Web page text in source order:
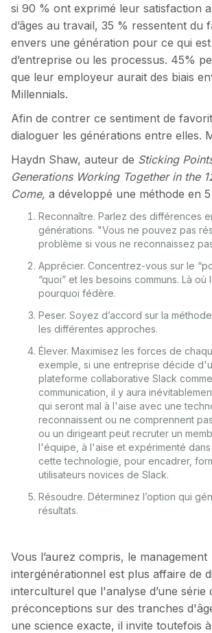
si 90 % ont exprimé leur satisfaction
d’âges au travail, 35 % ressentent du
envers une génération pour ce qui
d’entreprise ou les processus. 45%
que leur employeur aurait des biais
Millennials.
Afin de contrer ce sentiment de
dialoguer les générations entre elles.
Haydn Shaw, auteur de Sticking
Generations Working Together in the
Come, a développé une méthode en
Reconnaître. Parlez des différences
générations. "Vous ne pouvez pas
problème si vous ne reconnaissez
Apprécier. Concentrez-vous sur le
“quoi” et les besoins communs. Là
pourquoi fédère.
Peser. Soyez d’accord sur la
les différentes approches.
Élever. Maximisez les forces de
exemple, si une entreprise décide
plateforme collaborative Slack
communication, il y aura
qui seront mal à l'aise avec une
reconnaissent ou ne comprennent
ou un dirigeant peut recruter un
l'équipe, à l'aise et expérimenté
cette technologie, pour encadrer,
utilisateurs novices de Slack.
Résoudre. Déterminez l’option qui
résultats.
Vous l’aurez compris, le management
intergénérationnel est plus affaire de
interculturel que l'analyse d’une série
préconceptions sur des tranches
une science exacte, il invite toutefois